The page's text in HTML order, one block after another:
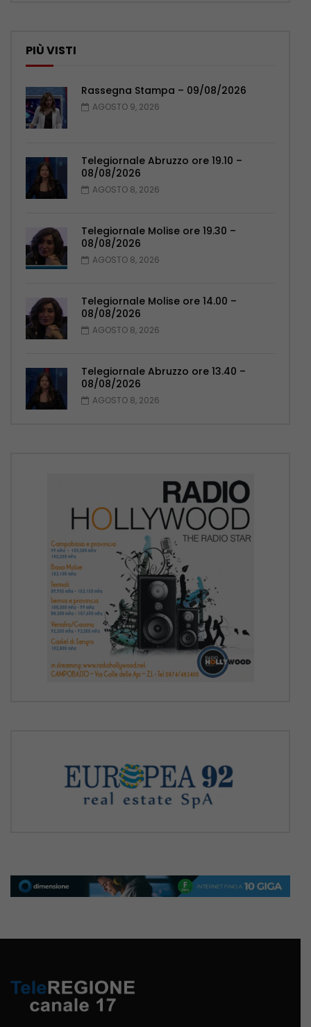
PIÙ VISTI
Rassegna Stampa – 09/08/2026
AGOSTO 9, 2026
Telegiornale Abruzzo ore 19.10 –
08/08/2026
AGOSTO 8, 2026
Telegiornale Molise ore 19.30 –
08/08/2026
AGOSTO 8, 2026
Telegiornale Molise ore 14.00 –
08/08/2026
AGOSTO 8, 2026
Telegiornale Abruzzo ore 13.40 –
08/08/2026
AGOSTO 8, 2026